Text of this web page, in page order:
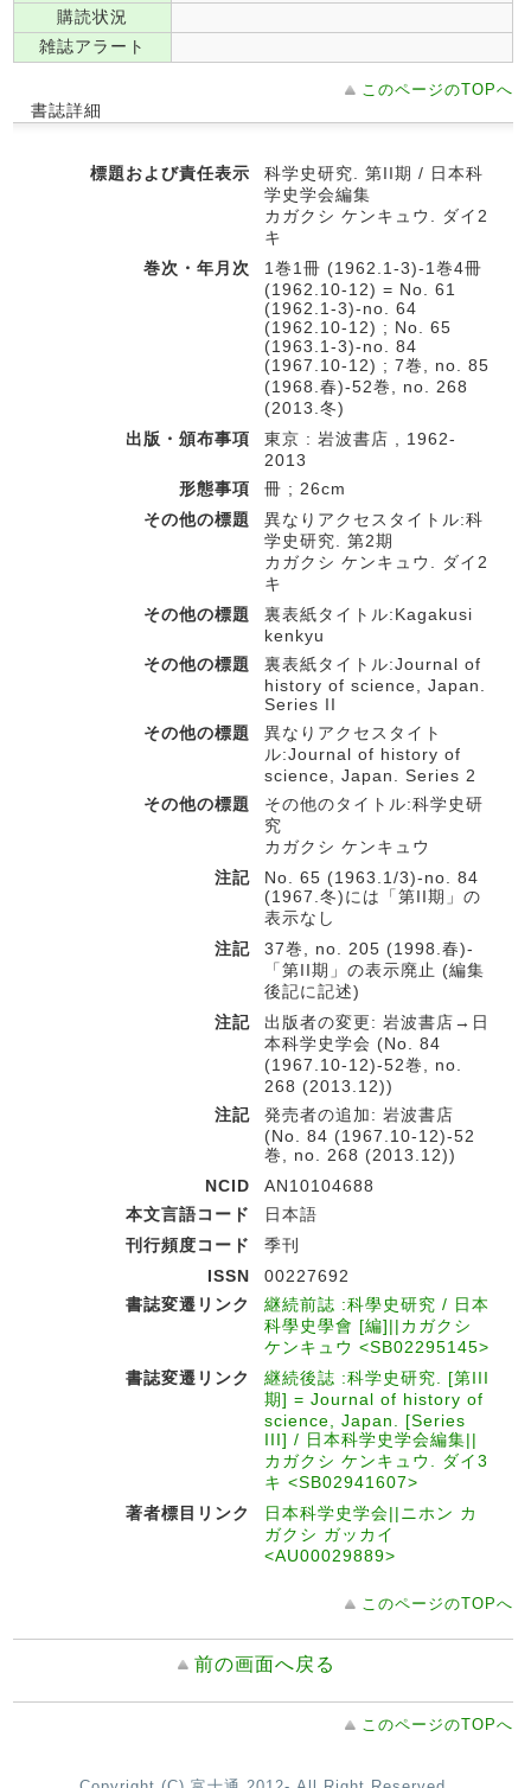
購読状況
雑誌アラート
このページのTOPへ
書誌詳細
標題および責任表示
科学史研究. 第II期 / 日本科
学史学会編集
カガクシ ケンキュウ. ダイ2
キ
巻次・年月次
1巻1冊 (1962.1-3)-1巻4冊
(1962.10-12) = No. 61
(1962.1-3)-no. 64
(1962.10-12) ; No. 65
(1963.1-3)-no. 84
(1967.10-12) ; 7巻, no. 85
(1968.春)-52巻, no. 268
(2013.冬)
出版・頒布事項
東京 : 岩波書店 , 1962-
2013
形態事項
冊 ; 26cm
その他の標題
異なりアクセスタイトル:科
学史研究. 第2期
カガクシ ケンキュウ. ダイ2
キ
その他の標題
裏表紙タイトル:Kagakusi
kenkyu
その他の標題
裏表紙タイトル:Journal of
history of science, Japan.
Series II
その他の標題
異なりアクセスタイト
ル:Journal of history of
science, Japan. Series 2
その他の標題
その他のタイトル:科学史研
究
カガクシ ケンキュウ
注記
No. 65 (1963.1/3)-no. 84
(1967.冬)には「第II期」の
表示なし
注記
37巻, no. 205 (1998.春)-
「第II期」の表示廃止 (編集
後記に記述)
注記
出版者の変更: 岩波書店→日
本科学史学会 (No. 84
(1967.10-12)-52巻, no.
268 (2013.12))
注記
発売者の追加: 岩波書店
(No. 84 (1967.10-12)-52
巻, no. 268 (2013.12))
NCID
AN10104688
本文言語コード
日本語
刊行頻度コード
季刊
ISSN
00227692
書誌変遷リンク
継続前誌 :科學史研究 / 日本
科學史學會 [編]||カガクシ
ケンキュウ <SB02295145>
書誌変遷リンク
継続後誌 :科学史研究. [第III
期] = Journal of history of
science, Japan. [Series
III] / 日本科学史学会編集||
カガクシ ケンキュウ. ダイ3
キ <SB02941607>
著者標目リンク
日本科学史学会||ニホン カ
ガクシ ガッカイ
<AU00029889>
このページのTOPへ
前の画面へ戻る
このページのTOPへ